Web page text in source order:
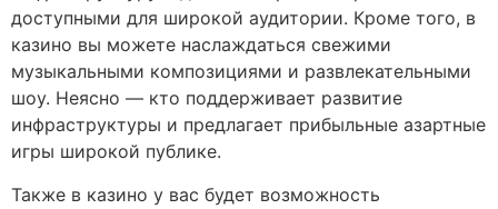
доступными для широкой аудитории. Кроме того, в
казино вы можете наслаждаться свежими
музыкальными композициями и развлекательными
шоу. Неясно — кто поддерживает развитие
инфраструктуры и предлагает прибыльные азартные
игры широкой публике.
Также в казино у вас будет возможность